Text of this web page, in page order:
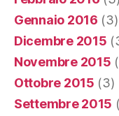
Gennaio 2016 (3)
Dicembre 2015
Novembre 2015
Ottobre 2015 (3)
Settembre 2015